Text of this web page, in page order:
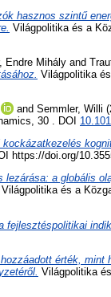
hasznos szintű
Világpolitika és a
Endre Mihály and
Világpolitika
and Semmler, Willi
30 . DOI
https://doi.org/
lezárása: a globális
Világpolitika és a
fejlesztéspolitikai
érték, mint
Világpolitika